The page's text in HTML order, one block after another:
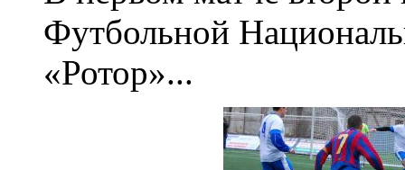
Футбольной
«Ротор»...